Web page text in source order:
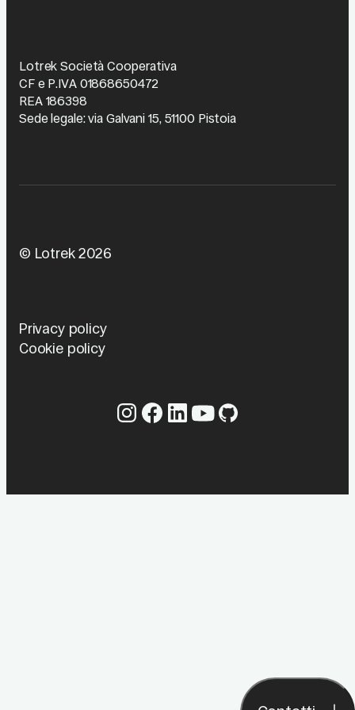
Lotrek Società Cooperativa
CF e P.IVA 01868650472
REA 186398
Sede legale: via Galvani 15, 51100 Pistoia
© Lotrek 2026
Privacy policy
Cookie policy